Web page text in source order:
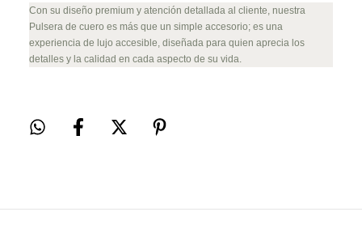
Con su diseño premium y atención detallada al cliente, nuestra
Pulsera de cuero es más que un simple accesorio; es una
experiencia de lujo accesible, diseñada para quien aprecia los
detalles y la calidad en cada aspecto de su vida.